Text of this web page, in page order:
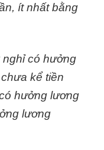
ít nhất bằng
nghỉ có hưởng
kể tiền
hưởng lương
lương